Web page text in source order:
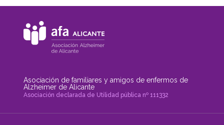
Asociación de familiares y amigos de enfermos de
Alzheimer de Alicante
Asociación declarada de Utilidad pública nº 111332